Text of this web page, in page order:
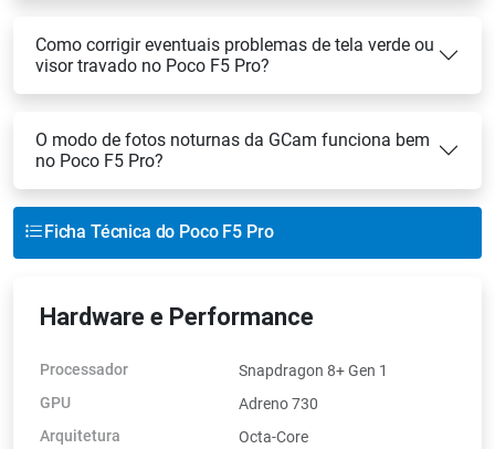
Como corrigir eventuais problemas de tela verde ou
visor travado no Poco F5 Pro?
O modo de fotos noturnas da GCam funciona bem
no Poco F5 Pro?
Ficha Técnica do Poco F5 Pro
Hardware e Performance
Processador
Snapdragon 8+ Gen 1
GPU
Adreno 730
Arquitetura
Octa-Core